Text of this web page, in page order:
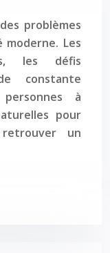
problèmes
Les
les défis
constante
à
pour
un